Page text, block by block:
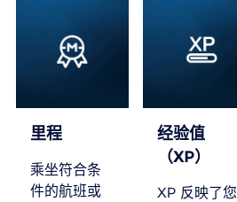
里程
乘坐符合条
件的航班或
经验值
（XP）
XP 反映了您